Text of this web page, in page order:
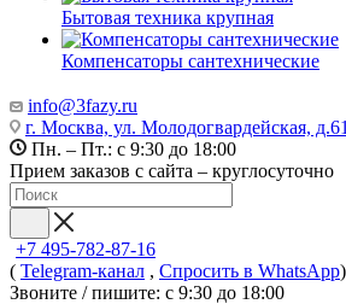
Бытовая техника крупная
Компенсаторы сантехнические
info@3fazy.ru
г. Москва, ул. Молодогвардейская,
Пн. – Пт.: с 9:30 до 18:00
Прием заказов с сайта – круглосуточно
+7 495-782-87-16
( Telegram-канал , Спросить в WhatsApp)
Звоните / пишите: с 9:30 до 18:00